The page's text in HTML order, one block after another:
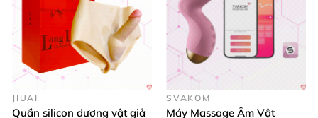
JIUAI
Quần silicon dương vật giả
SVAKOM
Máy Massage Âm Vật